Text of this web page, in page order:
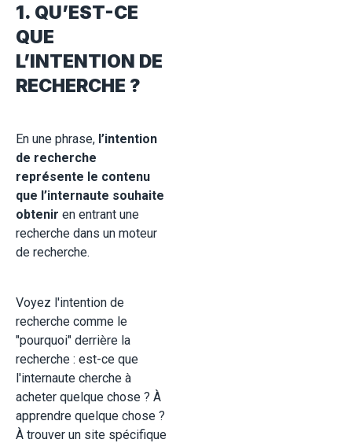
1. QU’EST-CE
QUE
L’INTENTION DE
RECHERCHE ?
En une phrase, l’intention
de recherche
représente le contenu
que l’internaute souhaite
obtenir en entrant une
recherche dans un moteur
de recherche.
Voyez l'intention de
recherche comme le
"pourquoi" derrière la
recherche : est-ce que
l'internaute cherche à
acheter quelque chose ? À
apprendre quelque chose ?
À trouver un site spécifique